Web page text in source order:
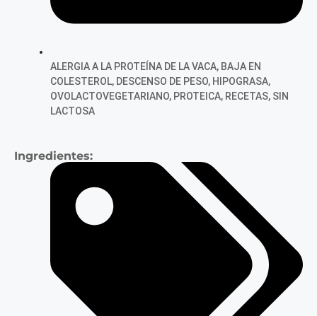
ALERGIA A LA PROTEÍNA DE LA VACA, BAJA EN
COLESTEROL, DESCENSO DE PESO, HIPOGRASA,
OVOLACTOVEGETARIANO, PROTEICA, RECETAS, SIN
LACTOSA
Ingredientes: